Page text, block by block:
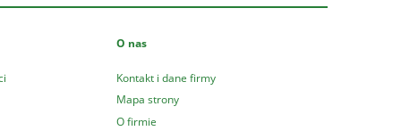
O nas
Kontakt i dane firmy
Mapa strony
O firmie